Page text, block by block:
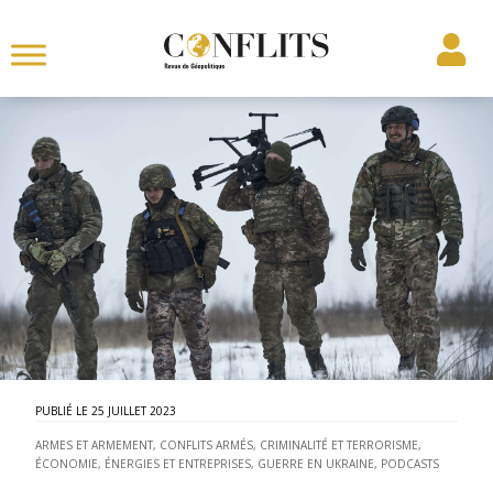
25 JUILLET 2023
ARMES ET ARMEMENT, CONFLITS ARMÉS, CRIMINALITÉ ET TERRORISME,
ÉCONOMIE, ÉNERGIES ET ENTREPRISES, GUERRE EN UKRAINE, PODCASTS